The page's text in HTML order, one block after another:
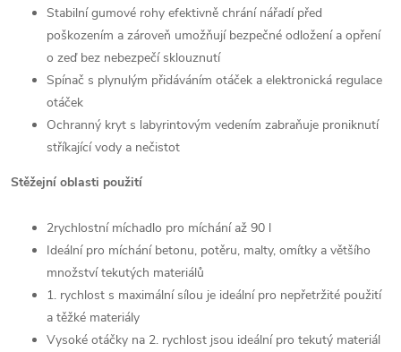
Stabilní gumové rohy efektivně chrání nářadí před
poškozením a zároveň umožňují bezpečné odložení a opření
o zeď bez nebezpečí sklouznutí
Spínač s plynulým přidáváním otáček a elektronická regulace
otáček
Ochranný kryt s labyrintovým vedením zabraňuje proniknutí
stříkající vody a nečistot
Stěžejní oblasti použití
2rychlostní míchadlo pro míchání až 90 l
Ideální pro míchání betonu, potěru, malty, omítky a většího
množství tekutých materiálů
1. rychlost s maximální sílou je ideální pro nepřetržité použití
a těžké materiály
Vysoké otáčky na 2. rychlost jsou ideální pro tekutý materiál